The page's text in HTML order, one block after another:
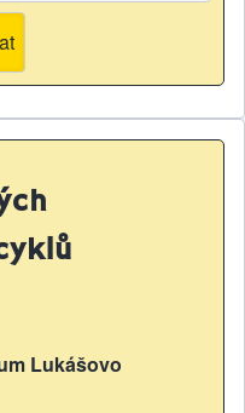
Lukášovo